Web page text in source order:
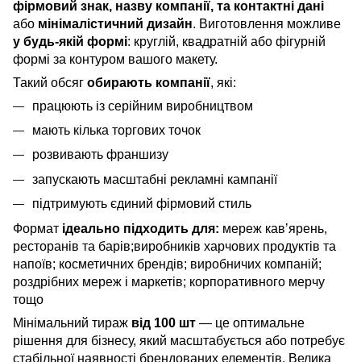
фірмовий знак, назву компанії, та контактні дані
або мінімалістичний дизайн. Виготовлення можливе
у будь-якій формі: круглій, квадратній або фігурній
формі за контуром вашого макету.
Такий обсяг обирають компанії, які:
працюють із серійним виробництвом
мають кілька торгових точок
розвивають франшизу
запускають масштабні рекламні кампанії
підтримують єдиний фірмовий стиль
Формат ідеально підходить для: мереж кавʼярень,
ресторанів та барів;виробників харчових продуктів та
напоїв; косметичних брендів; виробничих компаній;
роздрібних мереж і маркетів; корпоративного мерчу
тощо
Мінімальний тираж від 100 шт — це оптимальне
рішення для бізнесу, який масштабується або потребує
стабільної наявності брендованих елементів. Велика